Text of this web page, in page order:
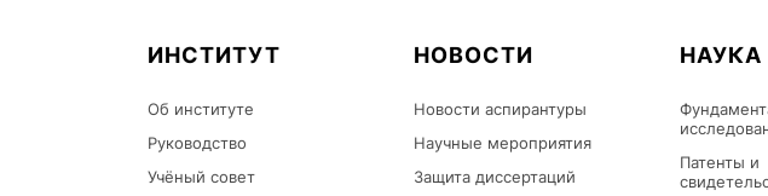
ИНСТИТУТ
Об институте
Руководство
Учёный совет
НОВОСТИ
Новости аспирантуры
Научные мероприятия
Защита диссертаций
НАУКА
Патенты и